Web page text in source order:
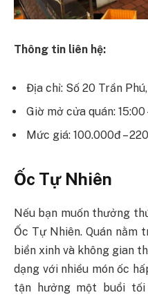
Thông tin liên hệ:
Địa chỉ: Số 20 Trần
Giờ mở cửa quán: 15:00
Mức giá: 100.000đ –
Ốc Tự Nhiên
Nếu bạn muốn thưởng
Ốc Tự Nhiên. Quán nằm
biển xinh và không gian
dạng với nhiều món ốc
tận hưởng một buổi